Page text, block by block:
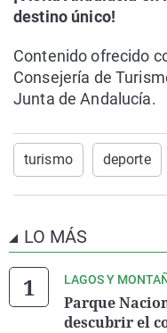
destino único!
Contenido ofrecido
Consejería de
Junta de Andalucía.
turismo deporte
LO MÁS
LAGOS Y
Parque
descubrir el